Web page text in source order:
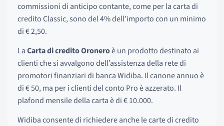
commissioni di anticipo contante, come per la carta di
credito Classic, sono del 4% dell’importo con un minimo
di € 2,50.
LaCarta di credito Oroneroè un prodotto destinato ai
clienti che si avvalgono dell’assistenza della rete di
promotori finanziari di banca Widiba. Il canone annuo è
di € 50, ma per i clienti del conto Pro è azzerato. Il
plafond mensile della carta è di € 10.000.
Widiba consente di richiedere anche le carte di credito